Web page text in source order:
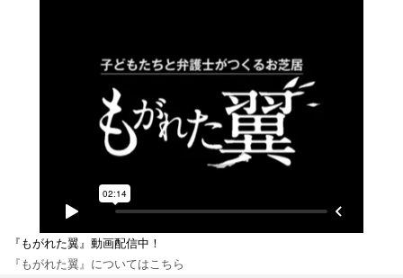
『もがれた翼』動画配信中！
『もがれた翼』についてはこちら